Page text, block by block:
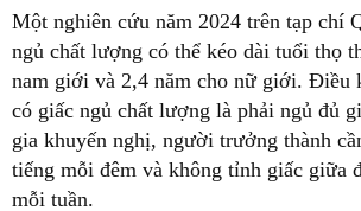
Một nghiên cứu năm 2024 trên tạp chí
ngủ chất lượng có thể kéo dài tuổi thọ
nam giới và 2,4 năm cho nữ giới. Điều
có giấc ngủ chất lượng là phải ngủ đủ
gia khuyến nghị, người trưởng thành
tiếng mỗi đêm và không tỉnh giấc giữa
mỗi tuần.